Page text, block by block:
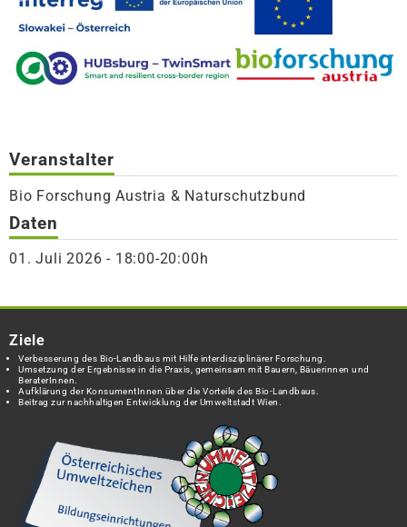
Veranstalter
Bio Forschung Austria & Naturschutzbund
Daten
01. Juli 2026 - 18:00-20:00h
Ziele
Verbesserung des Bio-Landbaus mit Hilfe interdisziplinärer Forschung.
Umsetzung der Ergebnisse in die Praxis, gemeinsam mit Bauern, Bäuerinnen und
BeraterInnen.
Aufklärung der KonsumentInnen über die Vorteile des Bio-Landbaus.
Beitrag zur nachhaltigen Entwicklung der Umweltstadt Wien.